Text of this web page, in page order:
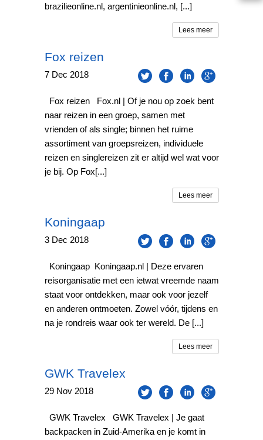
brazilieonline.nl, argentinieonline.nl, [...]
Lees meer
Fox reizen
7 Dec 2018
Fox reizen Fox.nl | Of je nou op zoek bent
naar reizen in een groep, samen met
vrienden of als single; binnen het ruime
assortiment van groepsreizen, individuele
reizen en singlereizen zit er altijd wel wat voor
je bij. Op Fox[...]
Lees meer
Koningaap
3 Dec 2018
Koningaap Koningaap.nl | Deze ervaren
reisorganisatie met een ietwat vreemde naam
staat voor ontdekken, maar ook voor jezelf
en anderen ontmoeten. Zowel vóór, tijdens en
na je rondreis waar ook ter wereld. De [...]
Lees meer
GWK Travelex
29 Nov 2018
GWK Travelex GWK Travelex | Je gaat
backpacken in Zuid-Amerika en je komt in